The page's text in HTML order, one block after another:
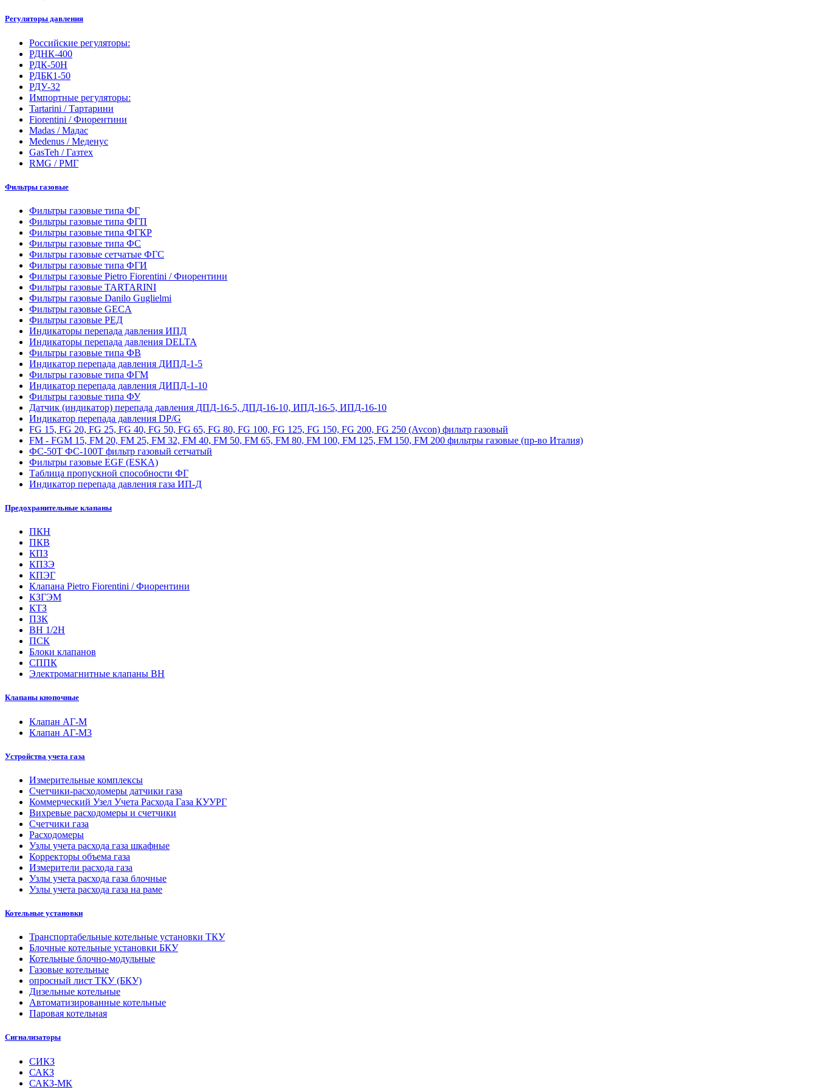
Регуляторы давления
Российские регуляторы:
РДНК-400
РДК-50Н
РДБК1-50
РДУ-32
Импортные регуляторы:
Tartarini / Тартарини
Fiorentini / Фиорентини
Madas / Мадас
Medenus / Меденус
GasTeh / Газтех
RMG / РМГ
Фильтры газовые
Фильтры газовые типа ФГ
Фильтры газовые типа ФГП
Фильтры газовые типа ФГКР
Фильтры газовые типа ФС
Фильтры газовые сетчатые ФГС
Фильтры газовые типа ФГИ
Фильтры газовые Pietro Fiorentini / Фиорентини
Фильтры газовые TARTARINI
Фильтры газовые Danilo Guglielmi
Фильтры газовые GECA
Фильтры газовые РЕД
Индикаторы перепада давления ИПД
Индикаторы перепада давления DELTA
Фильтры газовые типа ФВ
Индикатор перепада давления ДИПД-1-5
Фильтры газовые типа ФГМ
Индикатор перепада давления ДИПД-1-10
Фильтры газовые типа ФУ
Датчик (индикатор) перепада давления ДПД-16-5, ДПД-16-10, ИПД-16-5, ИПД-16-10
Индикатор перепада давления DP/G
FG 15, FG 20, FG 25, FG 40, FG 50, FG 65, FG 80, FG 100, FG 125, FG 150, FG 200, FG 250 (Avcon) фильтр газовый
FM - FGM 15, FM 20, FM 25, FM 32, FM 40, FM 50, FM 65, FM 80, FM 100, FM 125, FM 150, FM 200 фильтры газовые (пр-во Италия)
ФС-50Т ФС-100Т фильтр газовый сетчатый
Фильтры газовые EGF (ESKA)
Таблица пропускной способности ФГ
Индикатор перепада давления газа ИП-Д
Предохранительные клапаны
ПКН
ПКВ
КПЗ
КПЗЭ
КПЭГ
Клапана Pietro Fiorentini / Фиорентини
КЗГЭМ
КТЗ
ПЗК
ВН 1/2Н
ПСК
Блоки клапанов
СППК
Электромагнитные клапаны ВН
Клапаны кнопочные
Клапан АГ-М
Клапан АГ-М3
Устройства учета газа
Измерительные комплексы
Счетчики-расходомеры датчики газа
Коммерческий Узел Учета Расхода Газа КУУРГ
Вихревые расходомеры и счетчики
Счетчики газа
Расходомеры
Узлы учета расхода газа шкафные
Корректоры объема газа
Измерители расхода газа
Узлы учета расхода газа блочные
Узлы учета расхода газа на раме
Котельные установки
Транспортабельные котельные установки ТКУ
Блочные котельные установки БКУ
Котельные блочно-модульные
Газовые котельные
опросный лист ТКУ (БКУ)
Дизельные котельные
Автоматизированные котельные
Паровая котельная
Сигнализаторы
СИКЗ
САКЗ
САКЗ-МК